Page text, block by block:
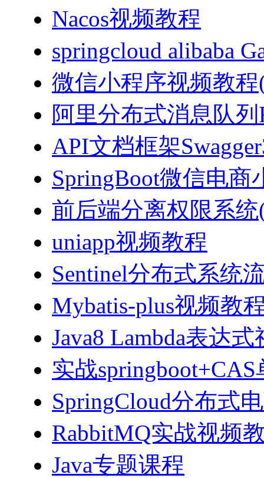
Nacos视频教程
springcloud alibaba
微信小程序视频教程
阿里分布式消息队
API文档框架
SpringBoot微信电商
前后端分离权限系统
uniapp视频教程
Sentinel分布式系统
Mybatis-plus视频教
Java8 Lambda表达
实战
SpringCloud分布式
RabbitMQ实战视频
Java专题课程